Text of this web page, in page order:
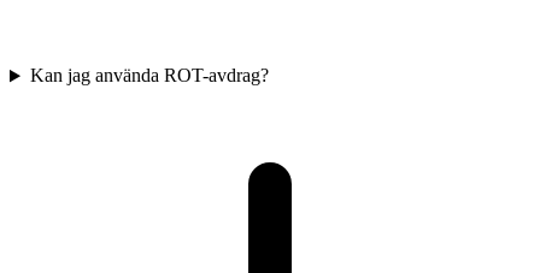
Kan jag använda ROT-avdrag?